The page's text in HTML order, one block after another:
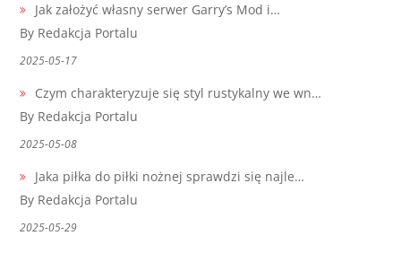
Jak założyć własny serwer Garry’s Mod i…
By Redakcja Portalu
2025-05-17
Czym charakteryzuje się styl rustykalny we wn…
By Redakcja Portalu
2025-05-08
Jaka piłka do piłki nożnej sprawdzi się najle…
By Redakcja Portalu
2025-05-29